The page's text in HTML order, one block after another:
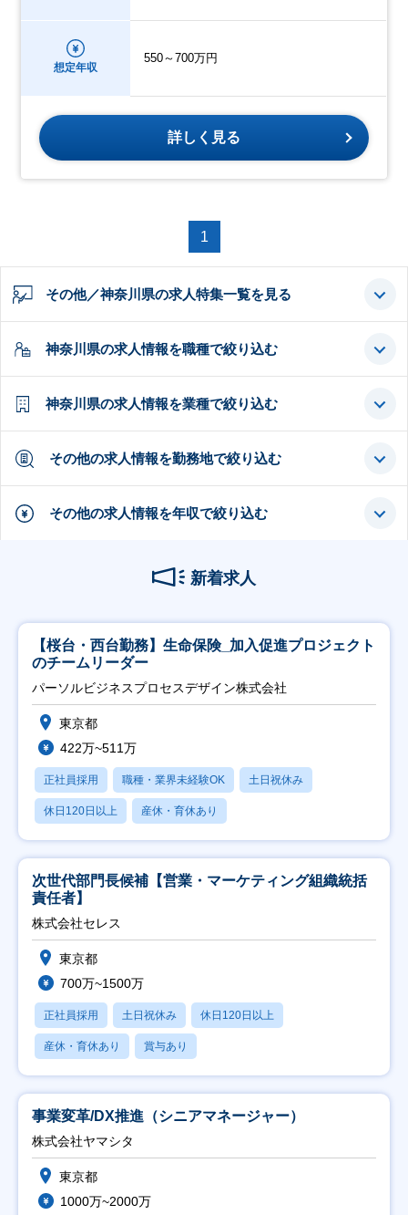
想定年収
550～700万円
詳しく見る
1
その他／神奈川県の求人特集一覧を見る
神奈川県の求人情報を職種で絞り込む
神奈川県の求人情報を業種で絞り込む
その他の求人情報を勤務地で絞り込む
その他の求人情報を年収で絞り込む
新着求人
【桜台・西台勤務】生命保険_加入促進プロジェクト
のチームリーダー
パーソルビジネスプロセスデザイン株式会社
東京都
422万~511万
正社員採用 職種・業界未経験OK 土日祝休み
休日120日以上 産休・育休あり
次世代部門長候補【営業・マーケティング組織統括
責任者】
株式会社セレス
東京都
700万~1500万
正社員採用 土日祝休み 休日120日以上
産休・育休あり 賞与あり
事業変革/DX推進（シニアマネージャー）
株式会社ヤマシタ
東京都
1000万~2000万